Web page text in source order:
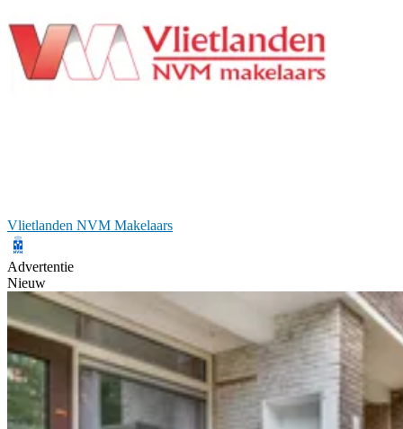
Vlietlanden NVM Makelaars
Advertentie
Nieuw